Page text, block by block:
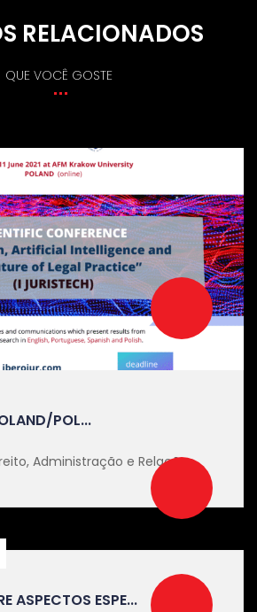
RELACIONADOS
QUE VOCÊ GOSTE
POL...
Administração e Relações
ASPECTOS ESPE...